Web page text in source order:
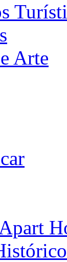
Arte